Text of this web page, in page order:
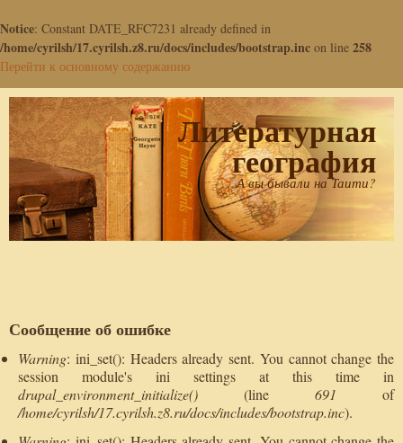
Notice: Constant DATE_RFC7231 already defined in
/home/cyrilsh/17.cyrilsh.z8.ru/docs/includes/bootstrap.inc on line 258
Перейти к основному содержанию
Литературная
география
А вы бывали на Таити?
Сообщение об ошибке
Warning: ini_set(): Headers already sent. You cannot change the
session module's ini settings at this time in
drupal_environment_initialize() (line 691 of
/home/cyrilsh/17.cyrilsh.z8.ru/docs/includes/bootstrap.inc).